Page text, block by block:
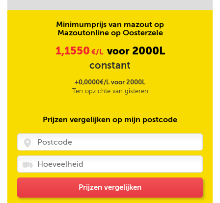
Minimumprijs van mazout op
Mazoutonline op Oosterzele
1,1550 €/L voor 2000L
constant
+0,0000€/L voor 2000L
Ten opzichte van gisteren
Prijzen vergelijken op mijn postcode
Prijzen vergelijken